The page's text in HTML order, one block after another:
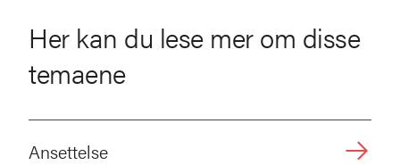
Her kan du lese mer om disse
temaene
Ansettelse